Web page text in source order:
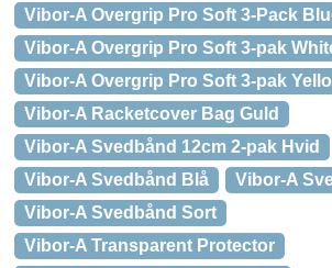
Vibor-A Overgrip Pro Soft 3-Pack
Vibor-A Overgrip Pro Soft 3-pak
Vibor-A Overgrip Pro Soft 3-pak
Vibor-A Racketcover Bag Guld
Vibor-A Svedbånd 12cm 2-pak Hvid
Vibor-A Svedbånd Blå
Vibor-A
Vibor-A Svedbånd Sort
Vibor-A Transparent Protector